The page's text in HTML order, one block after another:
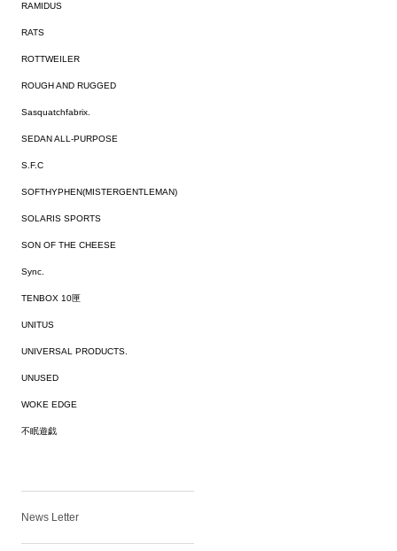
RAMIDUS
RATS
ROTTWEILER
ROUGH AND RUGGED
Sasquatchfabrix.
SEDAN ALL-PURPOSE
S.F.C
SOFTHYPHEN(MISTERGENTLEMAN)
SOLARIS SPORTS
SON OF THE CHEESE
Sync.
TENBOX 10匣
UNITUS
UNIVERSAL PRODUCTS.
UNUSED
WOKE EDGE
不眠遊戯
News Letter